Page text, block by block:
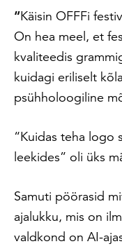
“Käisin OFFFi
On hea meel, et
kvaliteedis
kuidagi eriliselt
psühholoogiline
“Kuidas teha logo
leekides” oli üks
Samuti pöörasid
ajalukku, mis on
valdkond on AI-